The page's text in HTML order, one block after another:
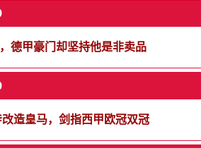
德甲豪门却坚持他是非卖品
造皇马，剑指西甲欧冠双冠